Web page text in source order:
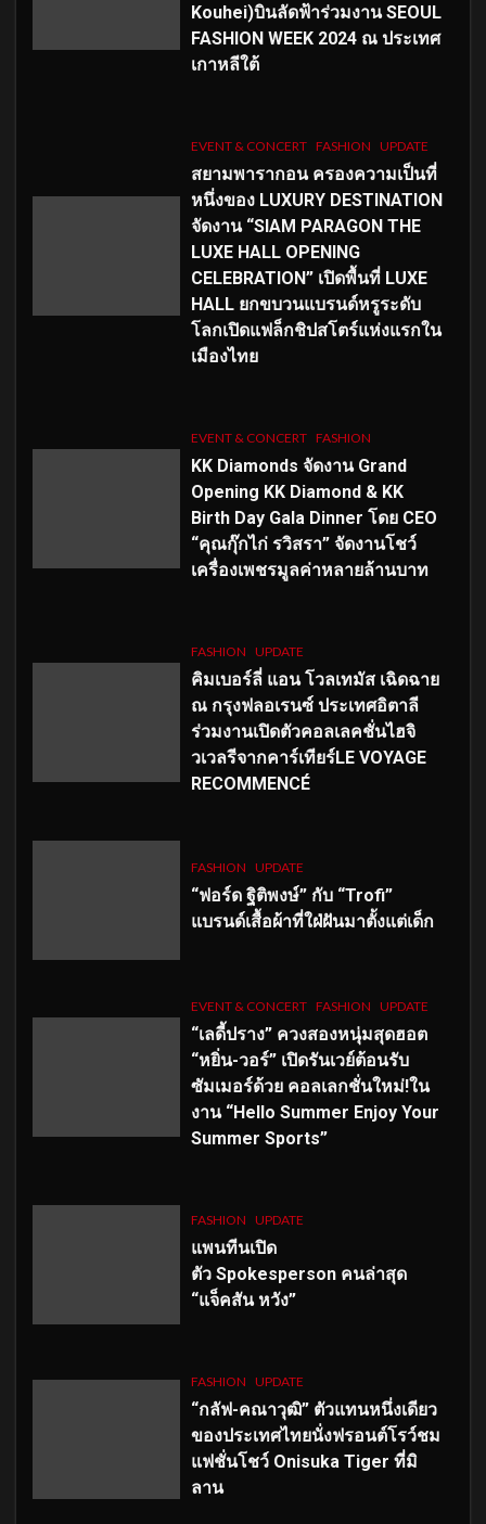
Kouhei)บินลัดฟ้าร่วมงาน SEOUL
FASHION WEEK 2024 ณ ประเทศ
เกาหลีใต้
EVENT & CONCERT FASHION UPDATE
สยามพารากอน ครองความเป็นที่
หนึ่งของ LUXURY DESTINATION
จัดงาน “SIAM PARAGON THE
LUXE HALL OPENING
CELEBRATION” เปิดพื้นที่ LUXE
HALL ยกขบวนแบรนด์หรูระดับ
โลกเปิดแฟล็กชิปสโตร์แห่งแรกใน
เมืองไทย
EVENT & CONCERT FASHION
KK Diamonds จัดงาน Grand
Opening KK Diamond & KK
Birth Day Gala Dinner โดย CEO
“คุณกุ๊กไก่ รวิสรา” จัดงานโชว์
เครื่องเพชรมูลค่าหลายล้านบาท
FASHION UPDATE
คิมเบอร์ลี่ แอน โวลเทมัส เฉิดฉาย
ณ กรุงฟลอเรนซ์ ประเทศอิตาลี
ร่วมงานเปิดตัวคอลเลคชั่นไฮจิ
วเวลรีจากคาร์เทียร์LE VOYAGE
RECOMMENCÉ
FASHION UPDATE
“ฟอร์ด ฐิติพงษ์” กับ “Trofi”
แบรนด์เสื้อผ้าที่ใฝ่ฝันมาตั้งแต่เด็ก
EVENT & CONCERT FASHION UPDATE
“เลดี้ปราง” ควงสองหนุ่มสุดฮอต
“หยิ่น-วอร์” เปิดรันเวย์ต้อนรับ
ซัมเมอร์ด้วย คอลเลกชั่นใหม่!ใน
งาน “Hello Summer Enjoy Your
Summer Sports”
FASHION UPDATE
แพนทีนเปิด
ตัว Spokesperson คนล่าสุด
“แจ็คสัน หวัง”
FASHION UPDATE
“กลัฟ-คณาวุฒิ” ตัวแทนหนึ่งเดียว
ของประเทศไทยนั่งฟรอนต์โรว์ชม
แฟชั่นโชว์ Onisuka Tiger ที่มิ
ลาน